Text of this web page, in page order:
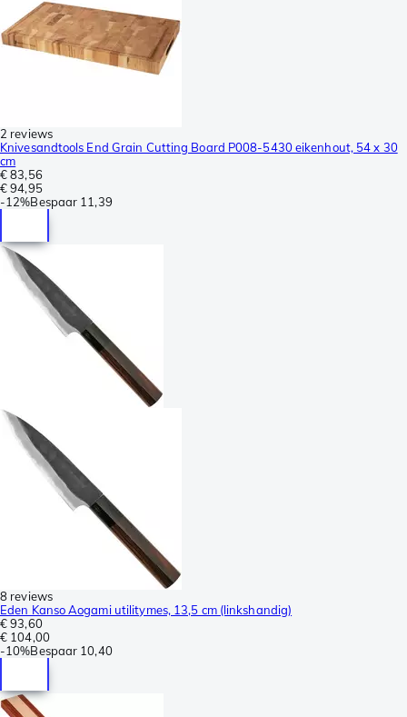
2 reviews
Knivesandtools End Grain Cutting Board P008-5430 eikenhout, 54 x 30
cm
€ 83,56
€ 94,95
-12%Bespaar 11,39
8 reviews
Eden Kanso Aogami utilitymes, 13,5 cm (linkshandig)
€ 93,60
€ 104,00
-10%Bespaar 10,40